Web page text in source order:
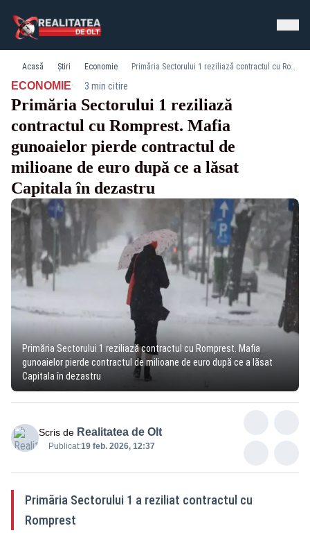
Acasă Știri Economie Primăria Sectorului 1 reziliază contractul cu Romprest. Mafia gunoaielor pierde contractul de milioane de euro după ce a lăsat Capitala în dezastru
ECONOMIE· 3 min citire
Primăria Sectorului 1 reziliază
contractul cu Romprest. Mafia
gunoaielor pierde contractul de
milioane de euro după ce a lăsat
Capitala în dezastru
Primăria Sectorului 1 reziliază contractul cu Romprest. Mafia
gunoaielor pierde contractul de milioane de euro după ce a lăsat
Capitala în dezastru
Scris de Realitatea de Olt
Publicat:19 feb. 2026, 12:37
Primăria Sectorului 1 a reziliat contractul cu
Romprest